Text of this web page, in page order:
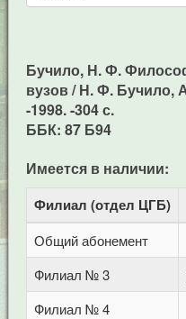
Бучило, Н. Ф.
вузов / Н. Ф. Бучило,
-1998. -304 с.
ББК: 87 Б94
Имеется в наличии:
Филиал (отдел ЦГБ)
Общий абонемент
Филиал № 3
Филиал № 4